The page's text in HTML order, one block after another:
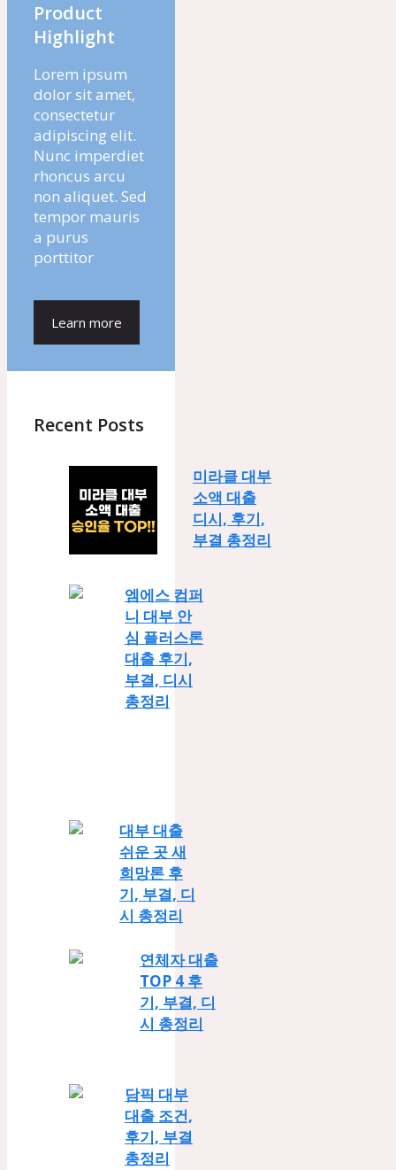
Product
Highlight
Lorem ipsum
dolor sit amet,
consectetur
adipiscing elit.
Nunc imperdiet
rhoncus arcu
non aliquet. Sed
tempor mauris
a purus
porttitor
Learn more
Recent Posts
미라클 대부
소액 대출
디시, 후기,
부결 총정리
엠에스 컴퍼
니 대부 안
심 플러스론
대출 후기,
부결, 디시
총정리
대부 대출
쉬운 곳 새
희망론 후
기, 부결, 디
시 총정리
연체자 대출
TOP 4 후
기, 부결, 디
시 총정리
담픽 대부
대출 조건,
후기, 부결
총정리